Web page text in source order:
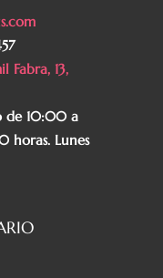
Fabra, 13,
de 10:00 a
horas. Lunes